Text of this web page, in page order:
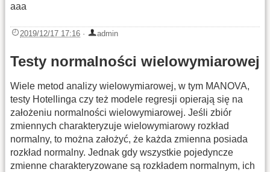
aaa
2019/12/17 17:16 · admin
Testy normalności wielowymiarowej
Wiele metod analizy wielowymiarowej, w tym MANOVA,
testy Hotellinga czy też modele regresji opierają się na
założeniu normalności wielowymiarowej. Jeśli zbiór
zmiennych charakteryzuje wielowymiarowy rozkład
normalny, to można założyć, że każda zmienna posiada
rozkład normalny. Jednak gdy wszystkie pojedyncze
zmienne charakteryzowane są rozkładem normalnym, ich